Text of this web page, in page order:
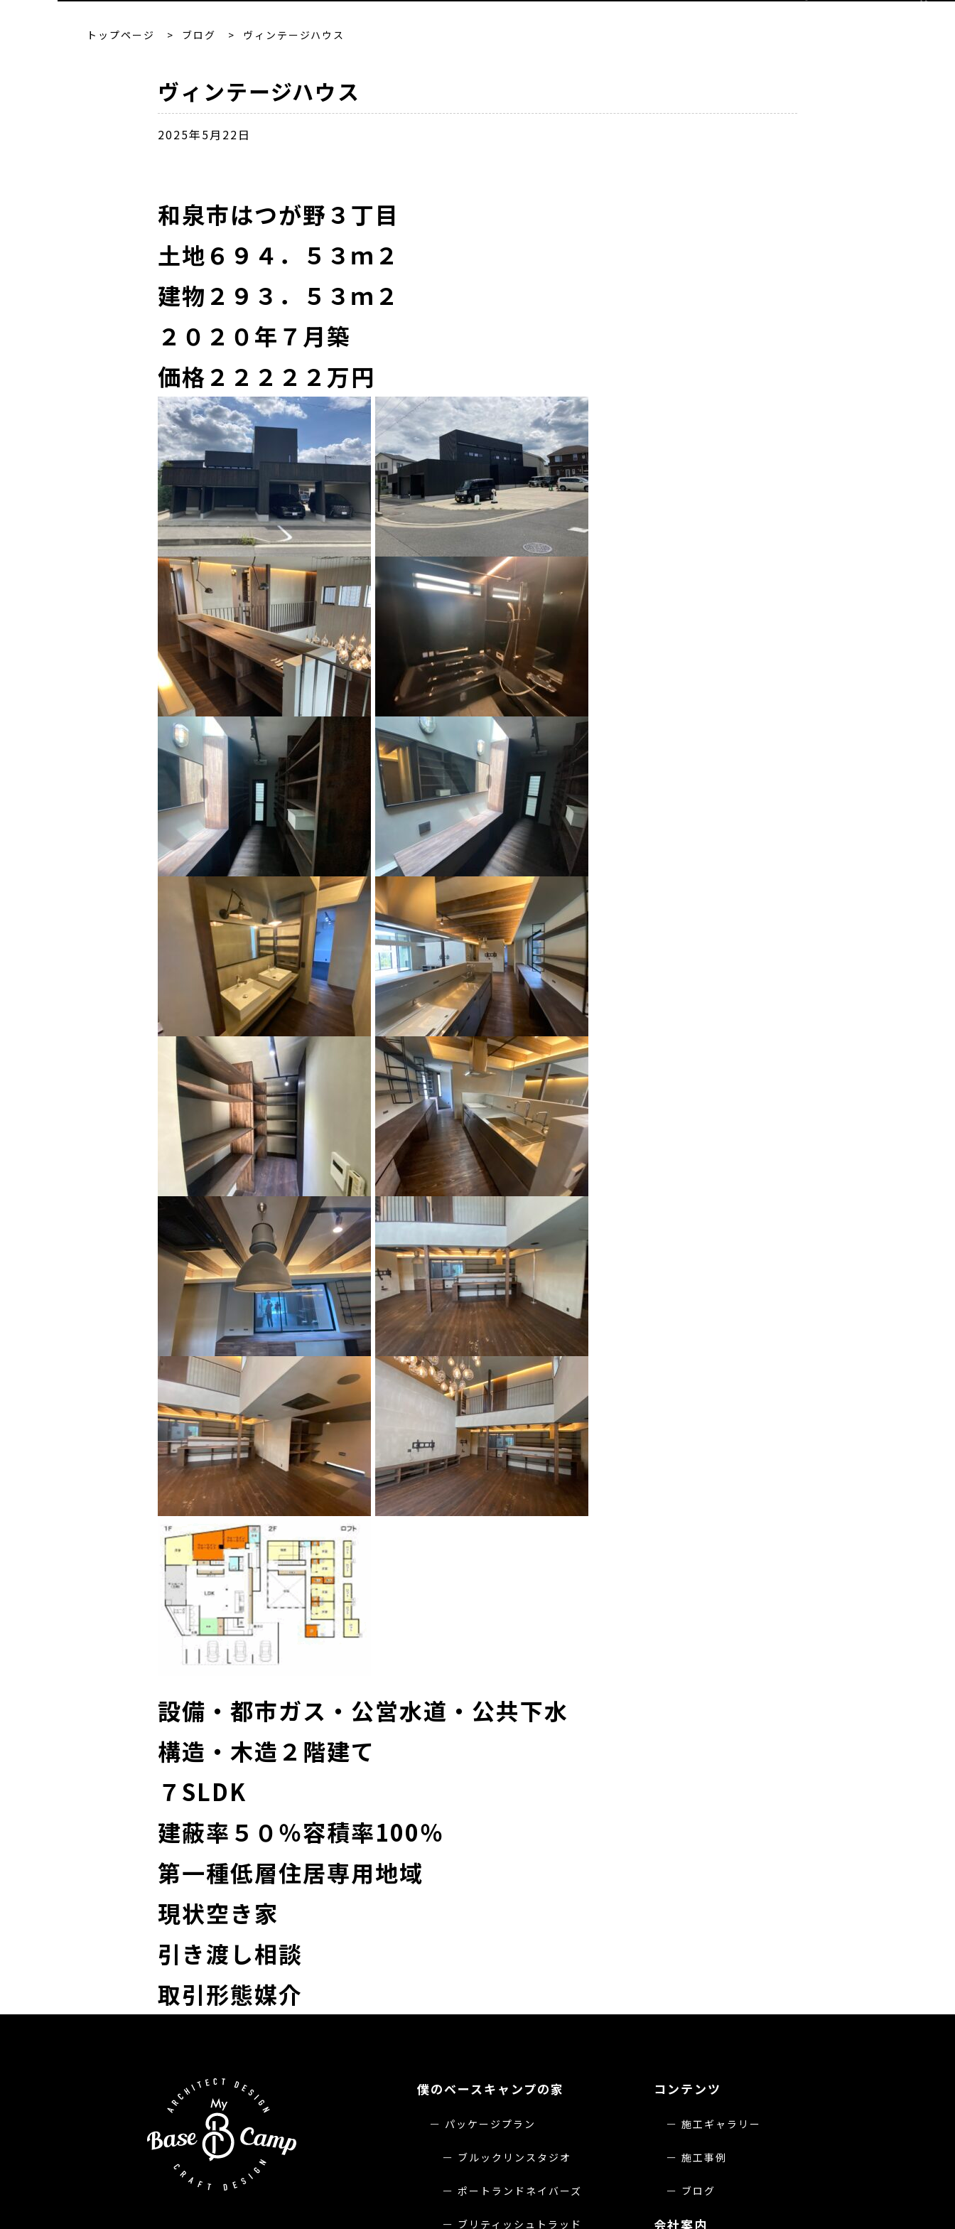
トップページ > ブログ > ヴィンテージハウス
ヴィンテージハウス
2025年5月22日
和泉市はつが野３丁目
土地６９４．５３ｍ２
建物２９３．５３ｍ２
２０２０年７月築
価格２２２２２万円
設備・都市ガス・公営水道・公共下水
構造・木造２階建て
７SLDK
建蔽率５０％容積率100％
第一種低層住居専用地域
現状空き家
引き渡し相談
取引形態媒介
僕のベースキャンプの家
パッケージプラン
ブルックリンスタジオ
ポートランドネイバーズ
ブリティッシュトラッド
コンテンツ
施工ギャラリー
施工事例
ブログ
会社案内